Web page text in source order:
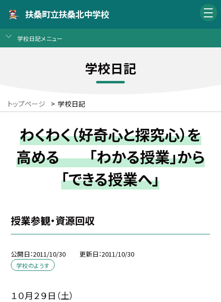
扶桑町立扶桑北中学校
学校日記メニュー
学校日記
トップページ > 学校日記
わくわく（好奇心と探究心）を
高める 「わかる授業」から
「できる授業へ」
授業参観・資源回収
公開日 2011/10/30 更新日 2011/10/30
学校のようす
１０月２９日（土）